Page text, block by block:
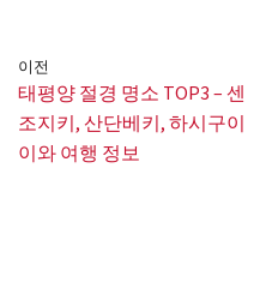
이전
태평양 절경 명소 TOP3 – 센
조지키, 산단베키, 하시구이
이와 여행 정보